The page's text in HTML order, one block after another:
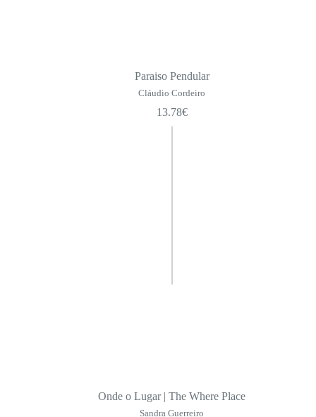
Paraiso Pendular
Cláudio Cordeiro
13.78€
Onde o Lugar | The Where Place
Sandra Guerreiro